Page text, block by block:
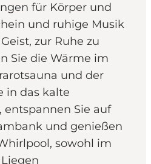
für Körper und
und ruhige Musik
zur Ruhe zu
Sie die Wärme im
und der
in das kalte
entspannen Sie auf
und genießen
sowohl im